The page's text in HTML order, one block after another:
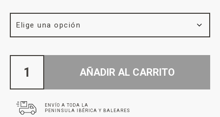
AÑADIR AL CARRITO
ENVÍO A TODA LA
PENINSULA IBÉRICA Y BALEARES